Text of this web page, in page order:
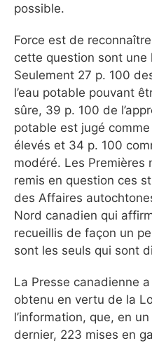
possible.
Force est de
cette question sont une
Seulement 27 p. 100
l’eau potable pouvant
sûre, 39 p. 100 de
potable est jugé
élevés et 34 p. 100
modéré. Les
remis en question ces
des Affaires
Nord canadien qui
recueillis de façon un
sont les seuls qui sont
La Presse canadienne
obtenu en vertu de la
l’information, que, en
dernier, 223 mises en